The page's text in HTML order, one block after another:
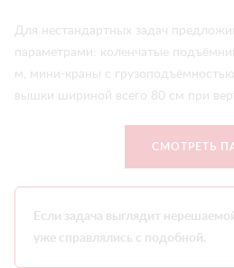
Для нестандартных задач
параметрами: коленчатые
м, мини-краны с
вышки шириной всего 80 см при
СМОТРЕТЬ
Если задача выглядит
уже справлялись с подобной.